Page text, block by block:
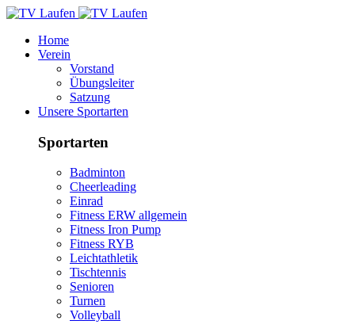
Home
Verein
Vorstand
Übungsleiter
Satzung
Unsere Sportarten
Sportarten
Badminton
Cheerleading
Einrad
Fitness ERW allgemein
Fitness Iron Pump
Fitness RYB
Leichtathletik
Tischtennis
Senioren
Turnen
Volleyball